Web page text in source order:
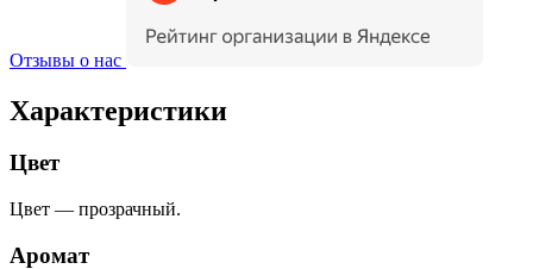
Отзывы о нас
Характеристики
Цвет
Цвет — прозрачный.
Аромат